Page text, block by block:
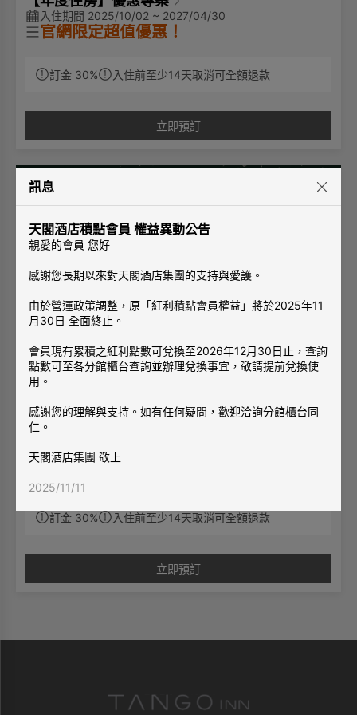
入住期間 2025/10/02 ~ 2027/04/30
官網限定超值優惠！
✨專案說明：
免費寬頻上網
訂金 30% 入住前至少14天取消可全額退款
立即預訂
年度優惠
入住期間 2025/10/09 ~ 2027/04/30
天閣請你喝咖啡，享受生活小確幸☕
克皆可使用）
免費使用房內MINI BAR
訂金 30% 入住前至少14天取消可全額退款
立即預訂
訊息
天閣酒店積點會員 權益異動公告
親愛的會員 您好
感謝您長期以來對天閣酒店集團的支持與愛護。
由於營運政策調整，原「紅利積點會員權益」將於2025年11
月30日 全面終止。
會員現有累積之紅利點數可兌換至2026年12月30日止，查詢
點數可至各分館櫃台查詢並辦理兌換事宜，敬請提前兌換使
用。
感謝您的理解與支持。如有任何疑問，歡迎洽詢分館櫃台同
仁。
天閣酒店集團 敬上
2025/11/11